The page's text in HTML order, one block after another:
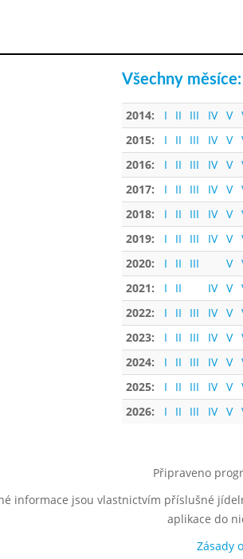
Všechny měsíce:
2014: I II III IV V
2015:
I II III IV V
2016:
I II III IV V
2017:
I II III IV V
2018:
I II III IV V
2019:
I II III IV V
2020:
I II III V
2021:
I II IV V
2022:
I II III IV V
2023:
I II III IV V
2024:
I II III IV V
2025:
I II III IV V
2026:
I II III IV V
Připraveno
informace jsou vlastnictvím příslušné
aplikace do
Zásady